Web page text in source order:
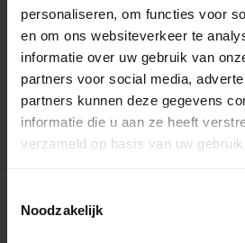
personaliseren, om functies voor
en om ons websiteverkeer te
informatie over uw gebruik van
partners voor social media,
partners kunnen deze gegevens
informatie die u aan ze heeft
verzameld op basis van uw
Noodzakelijk
Hinter den Kulissen bei
Der Lieferprozess
Nach deiner Bestellung sammelt
getestet. Danach geht das Fahrrad